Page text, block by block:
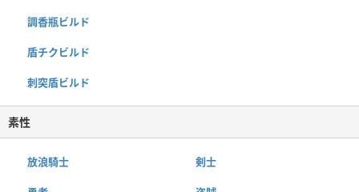
調香瓶ビルド
盾チクビルド
刺突盾ビルド
素性
放浪騎士 剣士